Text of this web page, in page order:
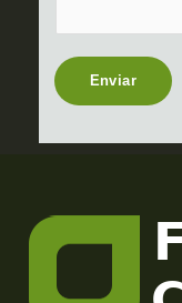
t
s
s
Enviar